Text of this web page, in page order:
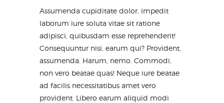
Assumenda cupiditate dolor, impedit
laborum iure soluta vitae sit ratione
adipisci, quibusdam esse reprehenderit!
Consequuntur nisi, earum qui? Provident,
assumenda. Harum, nemo. Commodi,
non vero beatae quas! Neque iure beatae
ad facilis necessitatibus amet vero
provident. Libero earum aliquid modi